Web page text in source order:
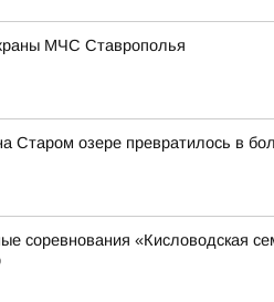
МЧС Ставрополья
Старом озере превратилось в
соревнования «Кисловодская